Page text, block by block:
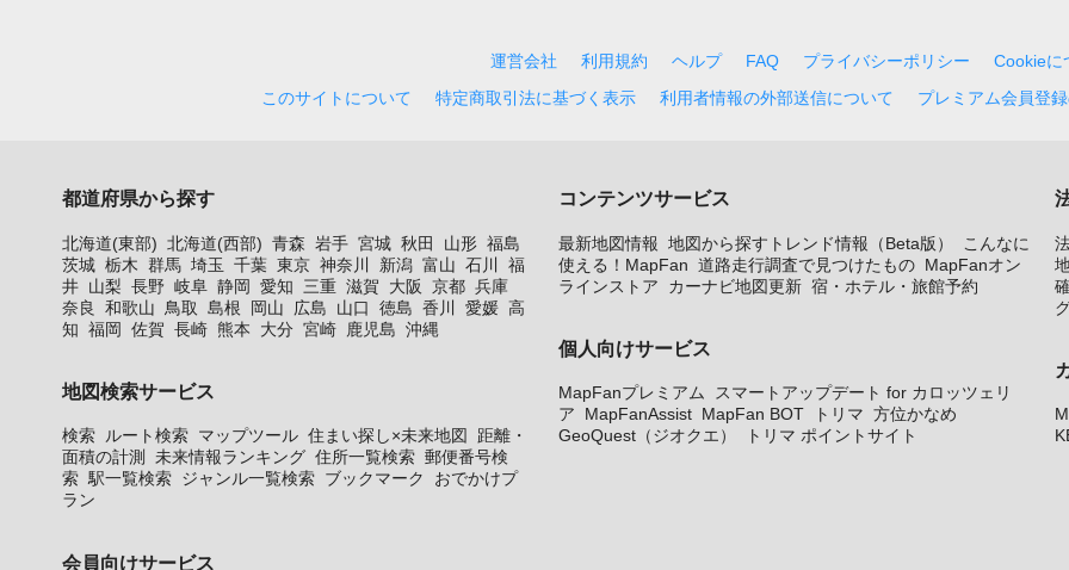
運営会社 利用規約 ヘルプ FAQ プライバシーポリシー
Cookieに
このサイトについて
特定商取引法に基づく表示 利用者情報の外部送信について プレミアム会員登
都道府県から探す
北海道(東部) 北海道(西部) 青森 岩手 宮城 秋田 山形 福島
茨城 栃木 群馬 埼玉 千葉 東京 神奈川 新潟 富山 石川
福
井 山梨 長野 岐阜 静岡 愛知 三重 滋賀 大阪 京都 兵庫
奈良
和歌山 鳥取 島根 岡山 広島 山口 徳島 香川 愛媛 高
知 福岡 佐賀 長崎 熊本 大分 宮崎 鹿児島 沖縄
地図検索サービス
検索 ルート検索 マップツール 住まい探し×未来地図
距離・
面積の計測
未来情報ランキング 住所一覧検索 郵便番号検
索 駅一覧検索 ジャンル一覧検索 ブックマーク
おでかけプ
ラン
会員向けサービス
コンテンツサービス
最新地図情報 地図から探すトレンド情報（Beta版）
こんなに
使える！MapFan 道路走行調査で見つけたもの MapFanオン
ラインストア
カーナビ地図更新 宿・ホテル・旅館予約
個人向けサービス
MapFanプレミアム
スマートアップデート for カロッツェリ
ア
MapFanAssist MapFan BOT トリマ 方位かなめ
GeoQuest（ジオクエ）
トリマ ポイントサイト